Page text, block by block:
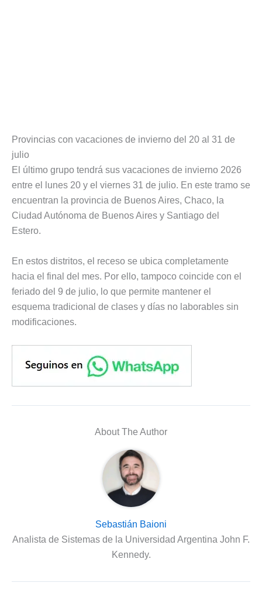
Provincias con vacaciones de invierno del 20 al 31 de
julio
El último grupo tendrá sus vacaciones de invierno 2026
entre el lunes 20 y el viernes 31 de julio. En este tramo se
encuentran la provincia de Buenos Aires, Chaco, la
Ciudad Autónoma de Buenos Aires y Santiago del
Estero.
En estos distritos, el receso se ubica completamente
hacia el final del mes. Por ello, tampoco coincide con el
feriado del 9 de julio, lo que permite mantener el
esquema tradicional de clases y días no laborables sin
modificaciones.
About The Author
Sebastián Baioni
Analista de Sistemas de la Universidad Argentina John F.
Kennedy.